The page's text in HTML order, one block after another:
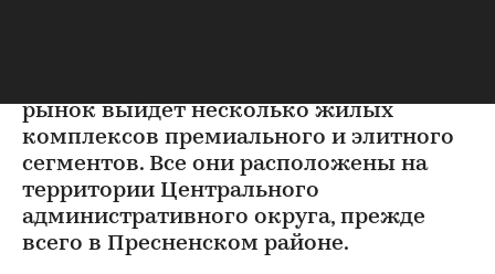
рынок выйдет несколько жилых
комплексов премиального и элитного
сегментов. Все они расположены на
территории Центрального
административного округа, прежде
всего в Пресненском районе.